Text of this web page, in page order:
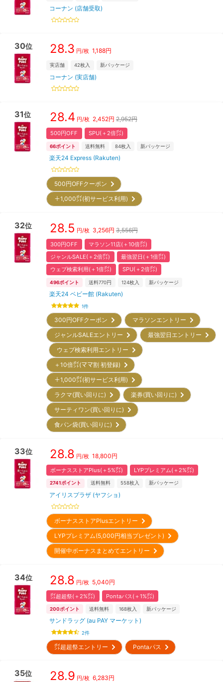
コーナン (店舗受取)
30位 28.3 円/枚 1,188円
実店舗 42枚入 新パッケージ
コーナン (実店舗)
31位 28.4 円/枚 2,452円 2,952円
500円OFF SPU(＋2倍㌽)
66ポイント 送料無料 84枚入 新パッケージ
楽天24 Express (Rakuten)
500円OFFクーポン
＋1,000㌽(初サービス利用)
32位 28.5 円/枚 3,256円 3,556円
300円OFF
マラソン11店(＋10倍㌽)
ジャンルSALE(＋2倍㌽)
最強翌日(＋1倍㌽)
ウェブ検索利用(＋1倍㌽)
SPU(＋2倍㌽)
496ポイント 送料770円 124枚入 新パッケージ
楽天24 ベビー館 (Rakuten)
1件
300円OFFクーポン
マラソンエントリー
ジャンルSALEエントリー
最強翌日エントリー
ウェブ検索利用エントリー
＋10倍㌽(ママ割 初登録)
＋1,000㌽(初サービス利用)
ラクマ(買い回りに)
楽券(買い回りに)
サーティワン(買い回りに)
食パン袋(買い回りに)
33位 28.8 円/枚 18,800円
ボーナスストアPlus(＋5%㌽) LYPプレミアム(＋2%㌽)
2741ポイント 送料無料 558枚入 新パッケージ
アイリスプラザ (ヤフショ)
ボーナスストアPlusエントリー
LYPプレミアム(5,000円相当プレゼント)
開催中ボーナスまとめてエントリー
34位 28.8 円/枚 5,040円
㌽超超祭(＋2%㌽) Pontaパス(＋1%㌽)
200ポイント 送料無料 168枚入 新パッケージ
サンドラッグ (au PAY マーケット)
2件
㌽超超祭エントリー Pontaパス
35位 28.9 円/枚 6,283円